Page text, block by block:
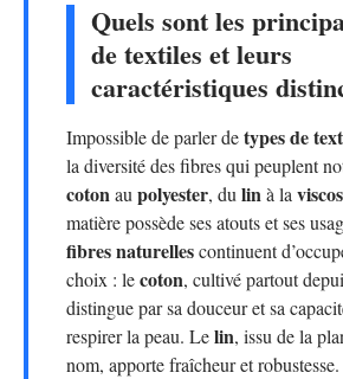
Quels sont les
de textiles et leurs
caractéristiques
Impossible de parler detypes de
la diversité des fibres qui peuplent
cotonau polyester, du linà la
matière possède ses atouts et ses
fibres naturellescontinuent
choix : lecoton, cultivé partout
distingue par sa douceur et sa
respirer la peau. Lelin, issu de la
nom, apporte fraîcheur et